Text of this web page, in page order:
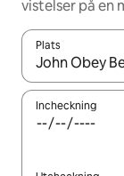
vistelser på en
Plats
När resultaten
Incheckning